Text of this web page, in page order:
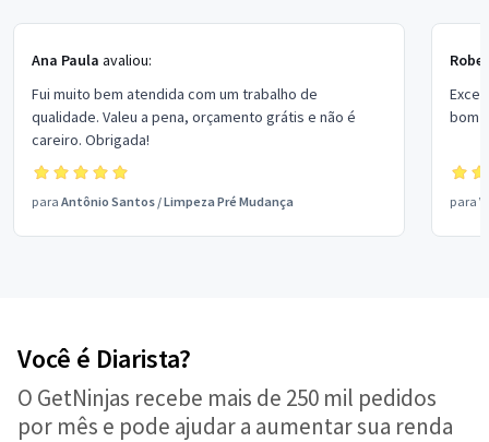
Ana Paula avaliou:
Fui muito bem atendida com um trabalho de
qualidade. Valeu a pena, orçamento grátis e não é
careiro. Obrigada!
para Antônio Santos /Limpeza Pré Mudança
bom
para
Você é Diarista?
O GetNinjas recebe mais de 250 mil pedidos
por mês e pode ajudar a aumentar sua renda